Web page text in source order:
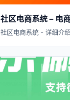
社区电商系统 – 电
社区电商系统 - 详细介